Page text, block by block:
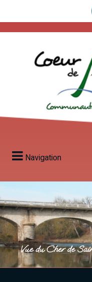
Navigation
Vue du Cher de